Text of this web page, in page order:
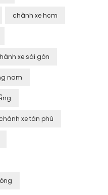
chành xe hcm
xe sài gòn
nam
chành xe tân phú